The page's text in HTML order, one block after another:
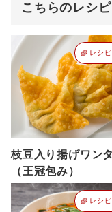
こちらのレシ
レシ
枝豆入り揚げワン
（王冠包み）
レシ